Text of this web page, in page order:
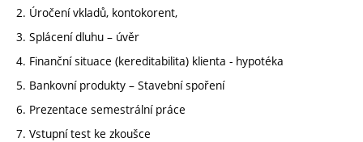
2. Úročení vkladů, kontokorent,
3. Splácení dluhu – úvěr
4. Finanční situace (kereditabilita) klienta - hypotéka
5. Bankovní produkty – Stavební spoření
6. Prezentace semestrální práce
7. Vstupní test ke zkoušce